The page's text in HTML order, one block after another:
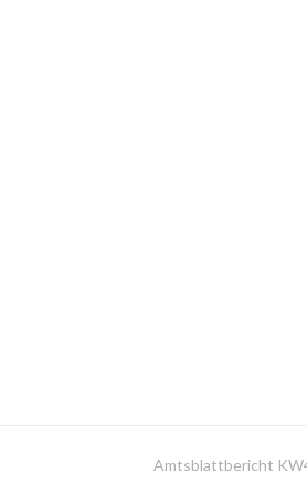
Amtsblattbericht